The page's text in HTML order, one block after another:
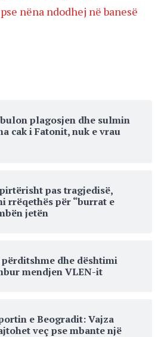
nëna ndodhej në banesë
plagosjen dhe sulmin
cak i Fatonit, nuk e vrau
pas tragjedisë,
rrëqethës për “burrat e
jetën
përditshme dhe dështimi
mendjen VLEN-it
e Beogradit: Vajza
veç pse mbante një